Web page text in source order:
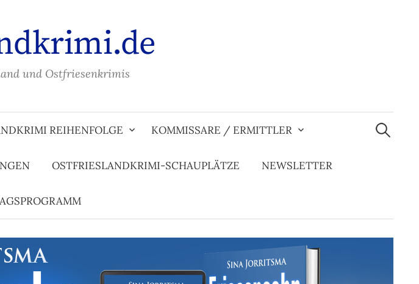
und Ostfriesenkrimis
REIHENFOLGE KOMMISSARE / ERMITTLER
OSTFRIESLANDKRIMI-SCHAUPLÄTZE NEWSLETTER
Suchen
nach: